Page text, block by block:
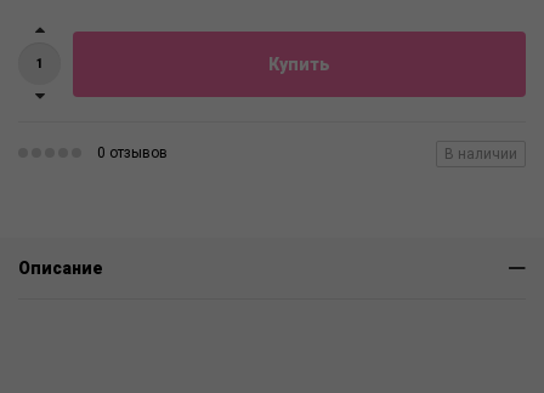
Купить
0 отзывов В наличии
Описание